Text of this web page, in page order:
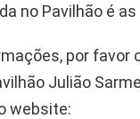
no Pavilhão é as
por favor
Julião
website: